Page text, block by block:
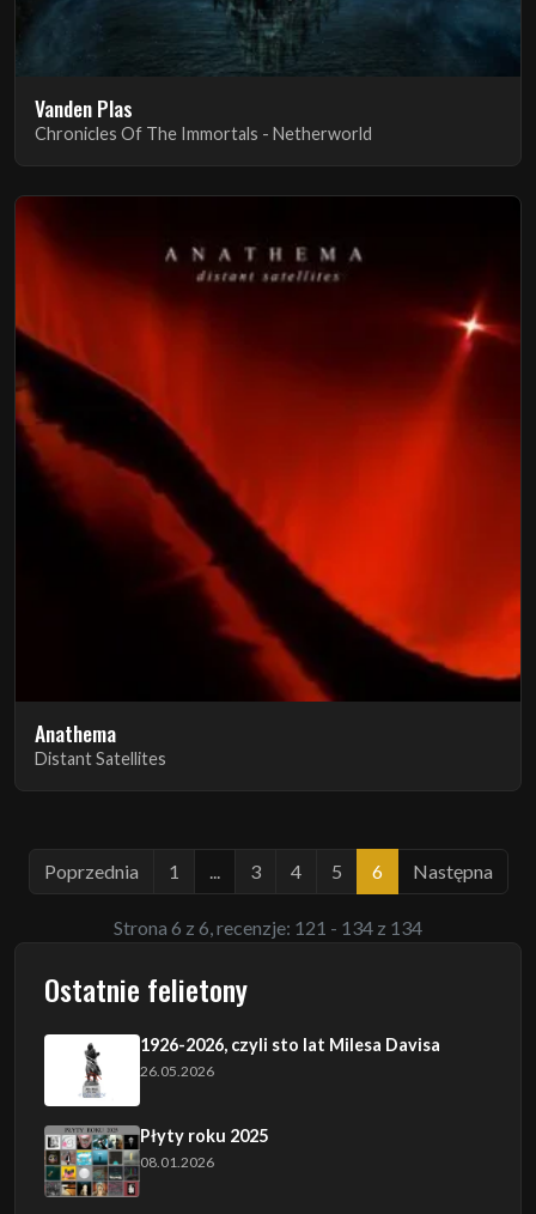
Vanden Plas
Chronicles Of The Immortals - Netherworld
Anathema
Distant Satellites
Poprzednia 1 3 4 5 6 Następna
Strona 6 z 6, recenzje: 121 - 134 z 134
Ostatnie felietony
1926-2026, czyli sto lat Milesa Davisa
26.05.2026
Płyty roku 2025
08.01.2026